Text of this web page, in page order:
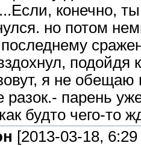
конечно,
но потом
подойдя
я не обещаю
парень
будто чего-то
[2013-03-18,